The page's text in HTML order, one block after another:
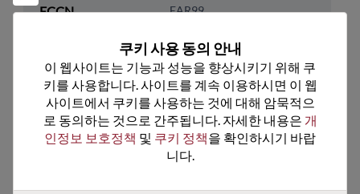
ECCN EAR99
추천 대체 제품
쿠키 사용 동의 안내
이 웹사이트는 기능과 성능을 향상시키기 위해 쿠
키를 사용합니다. 사이트를 계속 이용하시면 이 웹
사이트에서 쿠키를 사용하는 것에 대해 암묵적으
로 동의하는 것으로 간주됩니다. 자세한 내용은 개
인정보 보호정책 및 쿠키 정책을 확인하시기 바랍
니다.